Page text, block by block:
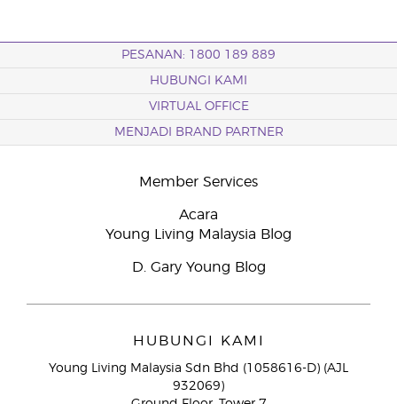
PESANAN: 1800 189 889
HUBUNGI KAMI
VIRTUAL OFFICE
MENJADI BRAND PARTNER
Member Services
Acara
Young Living Malaysia Blog
D. Gary Young Blog
HUBUNGI KAMI
Young Living Malaysia Sdn Bhd (1058616-D) (AJL
932069)